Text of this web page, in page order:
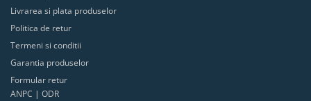
Livrarea si plata produselor
Politica de retur
Termeni si conditii
Garantia produselor
Formular retur
ANPC | ODR